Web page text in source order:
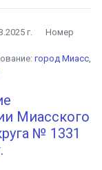
г.
Номер
город Миасс,
Миасского
№ 1331